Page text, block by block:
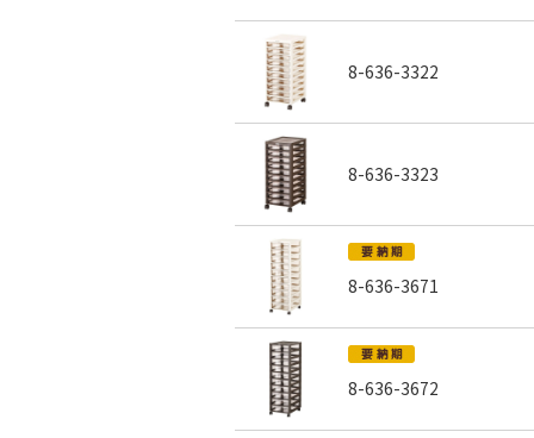
8-636-3322
8-636-3323
8-636-3671
8-636-3672